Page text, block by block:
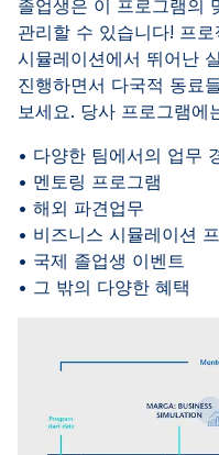
졸업생은 이 프로그램의
관리할 수 있습니다! 프
시뮬레이션에서 뛰어난
진행하면서 다국적 동료
보세요. 당사 프로그램에
• 다양한 팀에서의 업무
• 멘토링 프로그램
• 해외 파견업무
• 비즈니스 시뮬레이션
• 국제 졸업생 이벤트
• 그 밖의 다양한 혜택